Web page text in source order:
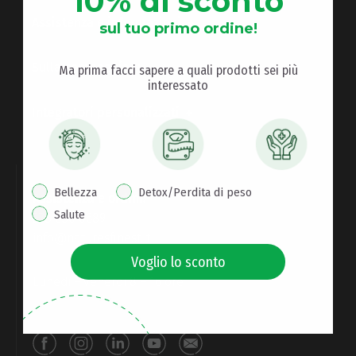
Assistenza e informazioni
Sulla compagnia
Assistenza e ordini:
378 030 0689
Lunedì – venerdì 8 – 16 ore
sul tuo primo ordine!
Ma prima facci sapere a quali prodotti sei più
interessato
interest pop up
Bellezza
Detox/Perdita di peso
Salute
Voglio lo sconto